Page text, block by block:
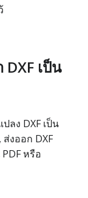
เป็น
ลง DXF เป็น
ส่งออก DXF
หรือ